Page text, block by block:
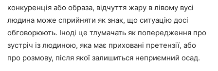
конкуренція або образа, відчуття жару в лівому вусі
людина може сприйняти як знак, що ситуацію досі
обговорюють. Іноді це тлумачать як попередження про
зустріч із людиною, яка має приховані претензії, або
про розмову, після якої залишиться неприємний осад.